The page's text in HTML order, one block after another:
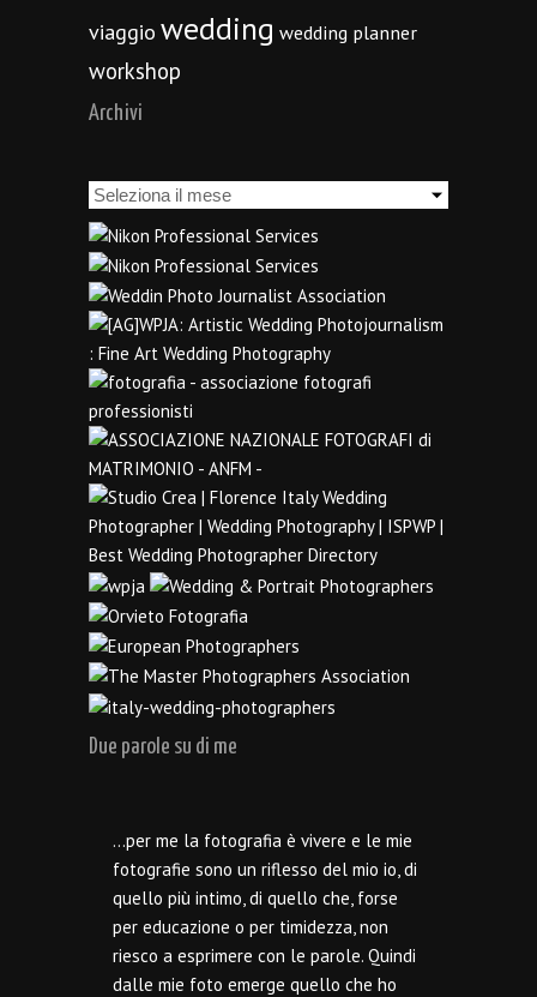
viaggio wedding wedding planner
workshop
Archivi
Archivi
Due parole su di me
…per me la fotografia è vivere e le mie
fotografie sono un riflesso del mio io, di
quello più intimo, di quello che, forse
per educazione o per timidezza, non
riesco a esprimere con le parole. Quindi
dalle mie foto emerge quello che ho